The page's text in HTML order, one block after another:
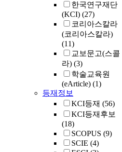
한국연구재단
(KCI) (27)
코리아스칼라
(코리아스칼라)
(11)
교보문고(스콜
라) (3)
학술교육원
(eArticle) (1)
등재정보
KCI등재 (56)
KCI등재후보
(18)
SCOPUS (9)
SCIE (4)